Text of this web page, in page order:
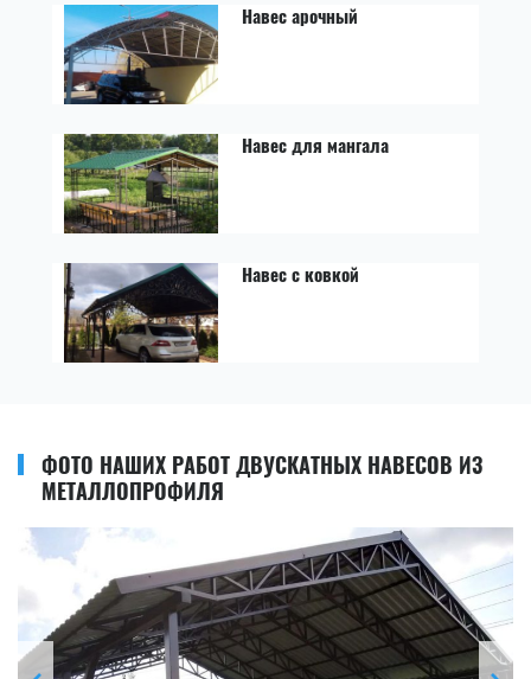
Навес арочный
Навес для мангала
Навес с ковкой
ФОТО НАШИХ РАБОТ ДВУСКАТНЫХ НАВЕСОВ ИЗ
МЕТАЛЛОПРОФИЛЯ